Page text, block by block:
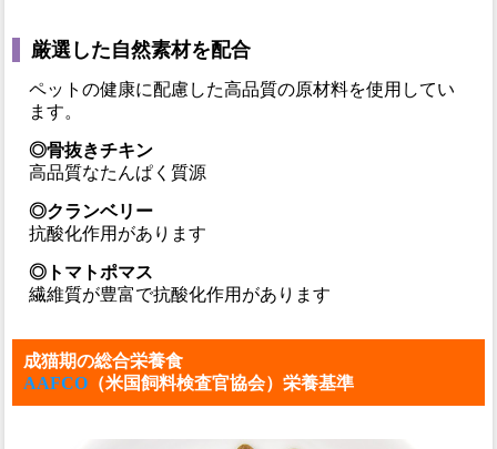
厳選した自然素材を配合
ペットの健康に配慮した高品質の原材料を使用してい
ます。
◎骨抜きチキン
高品質なたんぱく質源
◎クランベリー
抗酸化作用があります
◎トマトポマス
繊維質が豊富で抗酸化作用があります
成猫期の総合栄養食
AAFCO （米国飼料検査官協会）栄養基準